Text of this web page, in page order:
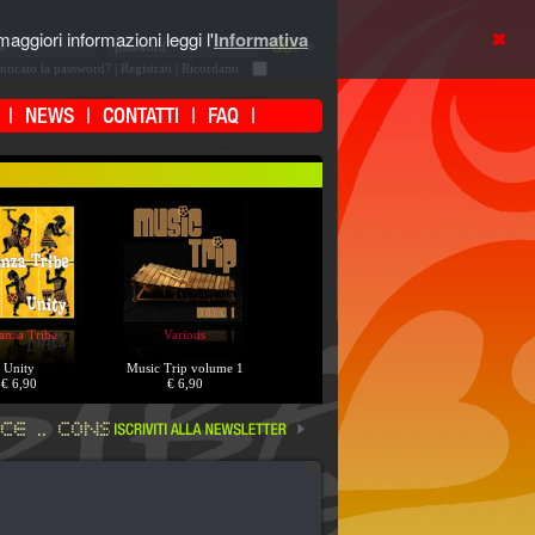
informazioni leggi l'Informativa
la password? Registrati | Ricordami
NEWS CONTATTI FAQ
Tribe
Unity
€ 6,90
Various
Music Trip volume 1
€ 6,90
CONSULTA LA SEZIONE OFFERTE ===